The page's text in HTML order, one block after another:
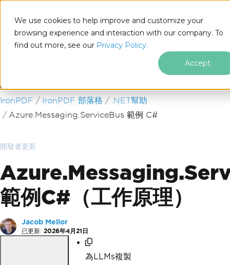
We use cookies to help improve and customize your
browsing experience and interaction with our company. To
find out more, see our Privacy Policy.
Accept
跳至頁尾內容
IronPDF IronPDF 部落格
.NET幫助
Azure.Messaging.ServiceBus 範例 C#
開發者更新
範例C#（工作原理）
Jacob Mellor
已更新: 2026年4月21日
為LLMs複製